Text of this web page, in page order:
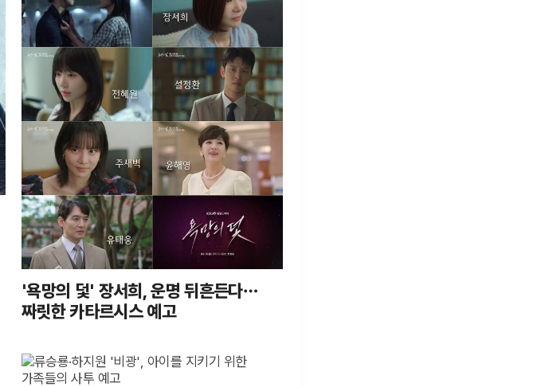
'욕망의 덫' 장서희, 운명 뒤흔든다…
짜릿한 카타르시스 예고